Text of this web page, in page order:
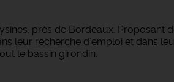
près de Bordeaux. Proposant
leur recherche d'emploi et dans
le bassin girondin.